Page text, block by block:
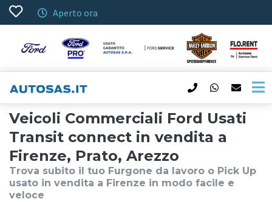
Aperto ora
Veicoli Commerciali Ford Usati
Transit connect in vendita a
Firenze, Prato, Arezzo
Trova subito il tuo Furgone da lavoro o Pick Up
usato in vendita a Firenze in modo facile e
veloce